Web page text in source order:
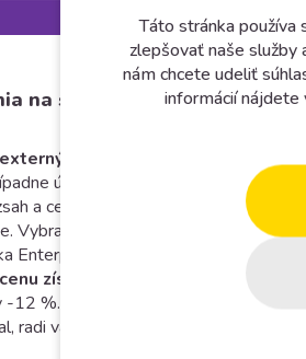
na sklad či funkcie na mieru
skladovým softvérom
úpravu témy? Kontaktujte nás a na
a cenovú ponuku úprav na mieru pre
Vybrané funkcie a dizajn na mieru
Enterprise v závislosti od množstva a
získate pri 6 a 12 mesačnom
12 %. V prípade, že ste nenašli balík
vám pripravíme ponuku na mieru.
Táto stránka používa
zlepšovať naše služby
nám chcete udeliť
informácií nájdete